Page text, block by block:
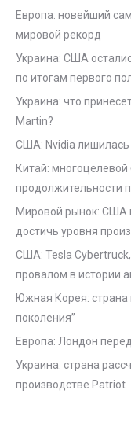
Европа: новейший
мировой рекорд
Украина: США
по итогам первого
Украина: что
Martin?
США: Nvidia лишилась
Китай:
продолжительности
Мировой рынок: США
достичь уровня
США: Tesla
провалом в истории
Южная Корея: страна
поколения”
Европа: Лондон
Украина: страна
производстве Patriot